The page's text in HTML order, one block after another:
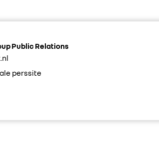
Public Relations
perssite